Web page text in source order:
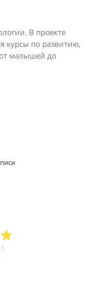
В проекте
курсы по развитию,
малышей до
5